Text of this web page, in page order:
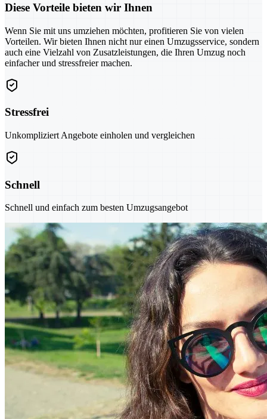
Diese Vorteile bieten wir Ihnen
Wenn Sie mit uns umziehen möchten, profitieren Sie von vielen
Vorteilen. Wir bieten Ihnen nicht nur einen Umzugsservice, sondern
auch eine Vielzahl von Zusatzleistungen, die Ihren Umzug noch
einfacher und stressfreier machen.
Stressfrei
Unkompliziert Angebote einholen und vergleichen
Schnell
Schnell und einfach zum besten Umzugsangebot